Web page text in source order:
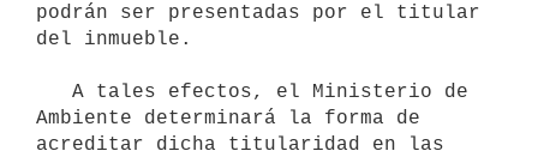
podrán ser presentadas por el titular
del inmueble.
Ambiente determinará la forma de
acreditar dicha titularidad en las